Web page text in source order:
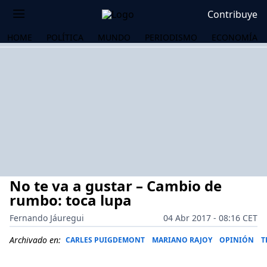
Contribuye
HOME POLÍTICA MUNDO PERIODISMO ECONOMÍA
No te va a gustar – Cambio de
rumbo: toca lupa
Fernando Jáuregui
04 Abr 2017 - 08:16 CET
Archivado en: CARLES PUIGDEMONT MARIANO RAJOY OPINIÓN